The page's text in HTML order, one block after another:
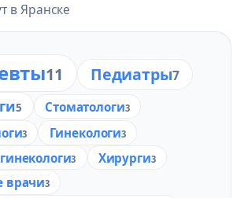
в Яранске
11 Педиатры7
5 Стоматологи3
3 Гинекологи3
3 Хирурги3
врачи3